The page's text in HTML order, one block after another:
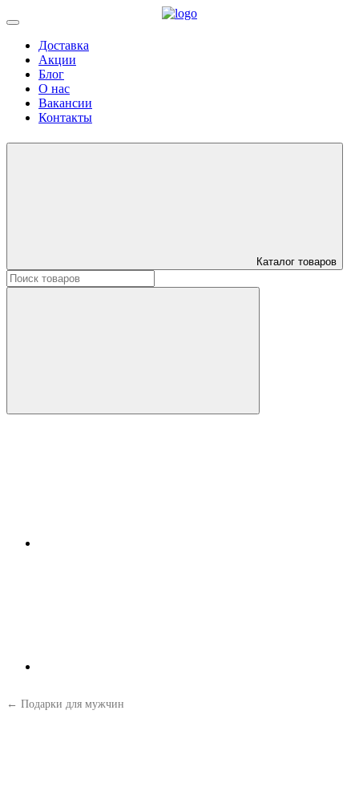
Доставка
Акции
Блог
О нас
Вакансии
Контакты
Каталог товаров
Искать:
← Подарки для мужчин